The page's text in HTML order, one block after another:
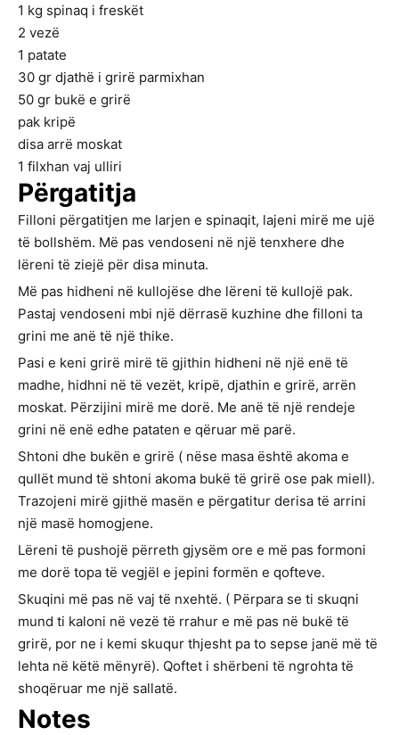
1 kg spinaq i freskët
2 vezë
1 patate
30 gr djathë i grirë parmixhan
50 gr bukë e grirë
pak kripë
disa arrë moskat
1 filxhan vaj ulliri
Përgatitja
Filloni përgatitjen me larjen e spinaqit, lajeni mirë me ujë
të bollshëm. Më pas vendoseni në një tenxhere dhe
lëreni të ziejë për disa minuta.
Më pas hidheni në kullojëse dhe lëreni të kullojë pak.
Pastaj vendoseni mbi një dërrasë kuzhine dhe filloni ta
grini me anë të një thike.
Pasi e keni grirë mirë të gjithin hidheni në një enë të
madhe, hidhni në të vezët, kripë, djathin e grirë, arrën
moskat. Përzijini mirë me dorë. Me anë të një rendeje
grini në enë edhe pataten e qëruar më parë.
Shtoni dhe bukën e grirë ( nëse masa është akoma e
qullët mund të shtoni akoma bukë të grirë ose pak miell).
Trazojeni mirë gjithë masën e përgatitur derisa të arrini
një masë homogjene.
Lëreni të pushojë përreth gjysëm ore e më pas formoni
me dorë topa të vegjël e jepini formën e qofteve.
Skuqini më pas në vaj të nxehtë. ( Përpara se ti skuqni
mund ti kaloni në vezë të rrahur e më pas në bukë të
grirë, por ne i kemi skuqur thjesht pa to sepse janë më të
lehta në këtë mënyrë). Qoftet i shërbeni të ngrohta të
shoqëruar me një sallatë.
Notes